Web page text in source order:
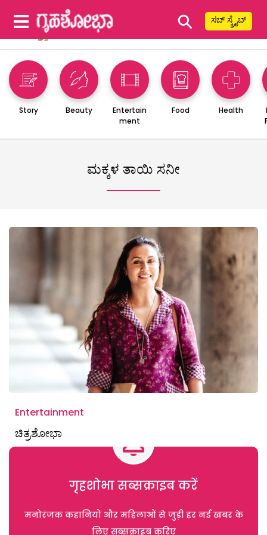
⚲ ಸಬ್ ಸ್ಕ್ರೈಬ್
Story Beauty
Entertain
ment
Food Health
ಮಕ್ಕಳ ತಾಯಿ ಸನೀ
Entertainment
ಚಿತ್ರಶೋಭಾ
गृहशोभा सब्सक्राइब करें
मनोरंजक कहानियों और महिलाओं से जुड़ी हर नई खबर के
लिए सब्सक्राइब करिए